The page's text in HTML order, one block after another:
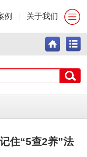
例 关于我们
住“5查2养”法